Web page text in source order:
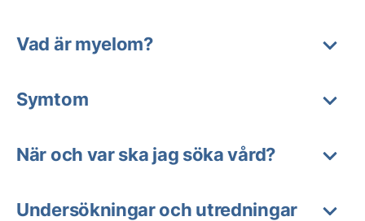
Vad är myelom?
Symtom
När och var ska jag söka vård?
Undersökningar och utredningar